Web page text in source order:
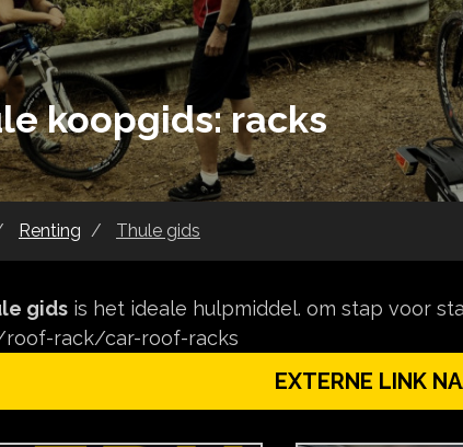
koopgids: racks
Renting Thule gids
gids is het ideale hulpmiddel. om stap voor
rack/car-roof-racks
EXTERNE LINK